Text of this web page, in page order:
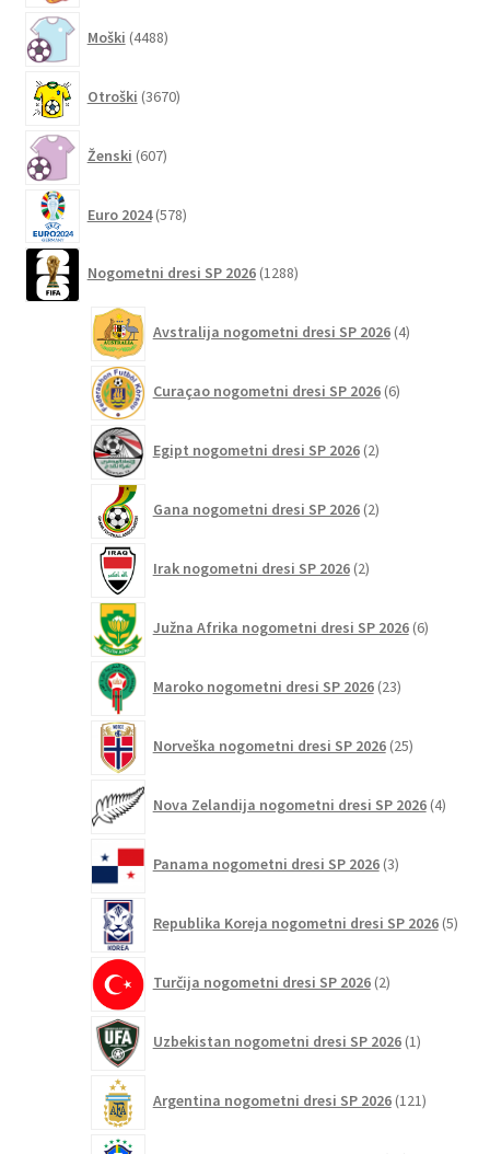
Moški 4488izdelkov
Otroški 3670izdelkov
Ženski 607izdelkov
Euro 2024 578izdelkov
Nogometni dresi SP 2026 1288izdelkov
Avstralija nogometni dresi SP 2026 4izdelki
Curaçao nogometni dresi SP 2026 6izdelkov
Egipt nogometni dresi SP 2026 2izdelka
Gana nogometni dresi SP 2026 2izdelka
Irak nogometni dresi SP 2026 2izdelka
Južna Afrika nogometni dresi SP 2026 6izdelkov
Maroko nogometni dresi SP 2026 23izdelkov
Norveška nogometni dresi SP 2026 25izdelkov
Nova Zelandija nogometni dresi SP 2026 4izdelki
Panama nogometni dresi SP 2026 3izdelki
Republika Koreja nogometni dresi SP 2026 5
Turčija nogometni dresi SP 2026 2izdelka
Uzbekistan nogometni dresi SP 2026 1izdelek
Argentina nogometni dresi SP 2026 121izdelkov